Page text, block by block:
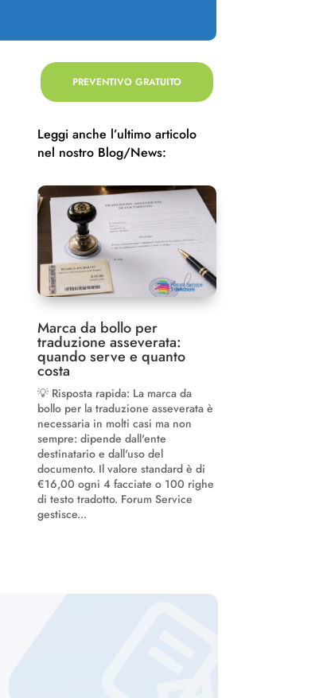
PREVENTIVO GRATUITO
Leggi anche l’ultimo articolo
nel nostro Blog/News:
Marca da bollo per
traduzione asseverata:
quando serve e quanto
costa
💡 Risposta rapida: La marca da
bollo per la traduzione asseverata è
necessaria in molti casi ma non
sempre: dipende dall'ente
destinatario e dall'uso del
documento. Il valore standard è di
€16,00 ogni 4 facciate o 100 righe
di testo tradotto. Forum Service
gestisce...